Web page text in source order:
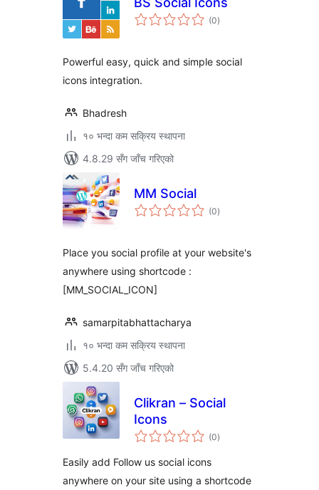
(0कुल
रेटिङ्गहरू
)
Powerful easy, quick and simple social
icons integration.
Bhadresh
१० भन्दा कम सक्रिय स्थापना
4.8.29 सँग जाँच गरिएको
MM Social
(0कुल
रेटिङ्गहरू
)
Place you social profile at your website's
anywhere using shortcode :
[MM_SOCIAL_ICON]
samarpitabhattacharya
१० भन्दा कम सक्रिय स्थापना
5.4.20 सँग जाँच गरिएको
Clikran – Social
Icons
(0कुल
रेटिङ्गहरू
)
Easily add Follow us social icons
anywhere on your site using a shortcode